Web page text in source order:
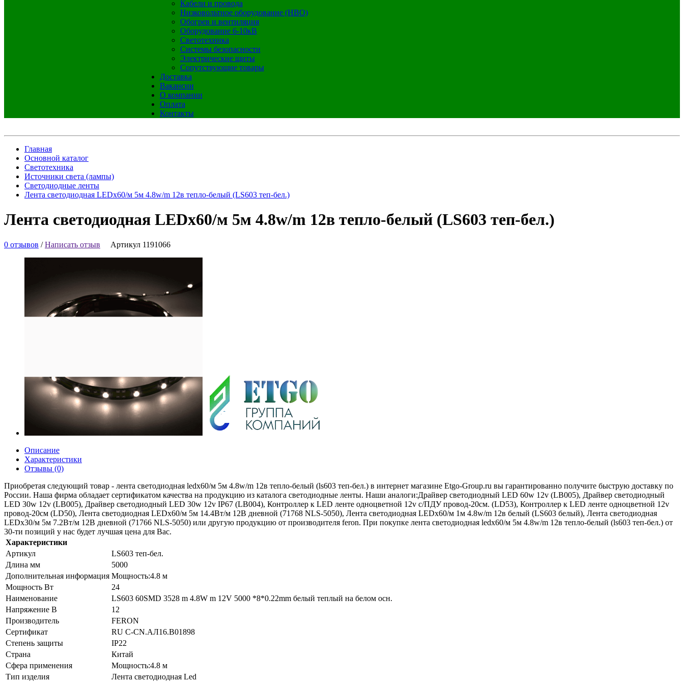
Кабели и провода
Низковольтное оборудование (НВО)
Обогрев и вентиляция
Оборудование 6-10кВ
Светотехника
Системы безопасности
Электрические щиты
Сопутствующие товары
Доставка
Вакансии
О компании
Оплата
Контакты
Главная
Основной каталог
Светотехника
Источники света (лампы)
Светодиодные ленты
Лента светодиодная LEDх60/м 5м 4.8w/m 12в тепло-белый (LS603 теп-бел.)
Лента светодиодная LEDх60/м 5м 4.8w/m 12в тепло-белый (LS603 теп-бел.)
0 отзывов /Написать отзыв Артикул 1191066
Описание
Характеристики
Отзывы (0)
Приобретая следующий товар - лента светодиодная ledх60/м 5м 4.8w/m 12в тепло-белый (ls603 теп-бел.) в интернет магазине Etgo-Group.ru вы гарантированно получите быструю доставку по
России. Наша фирма обладает сертификатом качества на продукцию из каталога светодиодные ленты. Наши аналоги:Драйвер светодиодный LED 60w 12v (LB005), Драйвер светодиодный
LED 30w 12v (LB005), Драйвер светодиодный LED 30w 12v IP67 (LB004), Контроллер к LED ленте одноцветной 12v с/ПДУ провод-20см. (LD53), Контроллер к LED ленте одноцветной 12v
провод-20см (LD50), Лента светодиодная LEDx60/м 5м 14.4Вт/м 12В дневной (71768 NLS-5050), Лента светодиодная LEDх60/м 1м 4.8w/m 12в белый (LS603 белый), Лента светодиодная
LEDх30/м 5м 7.2Вт/м 12В дневной (71766 NLS-5050) или другую продукцию от производителя feron. При покупке лента светодиодная ledх60/м 5м 4.8w/m 12в тепло-белый (ls603 теп-бел.) от
30-ти позиций у нас будет лучшая цена для Вас.
Характеристики
Артикул
LS603 теп-бел.
Длина мм
5000
Дополнительная информация Мощность:4.8 м
Мощность Вт
24
Наименование
LS603 60SMD 3528 m 4.8W m 12V 5000 *8*0.22mm белый теплый на белом осн.
Напряжение В
12
Производитель
FERON
Сертификат
RU C-CN.АЛ16.B01898
Степень защиты
IP22
Страна
Китай
Сфера применения
Мощность:4.8 м
Тип изделия
Лента светодиодная Led